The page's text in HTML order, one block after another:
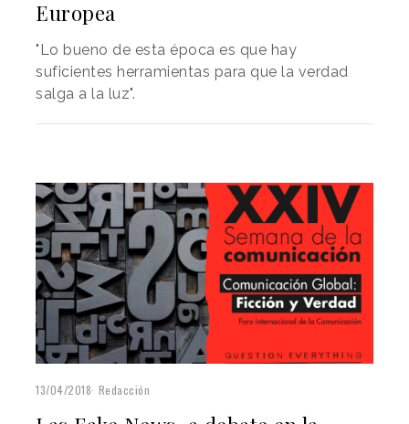
Europea
"Lo bueno de esta época es que hay
suficientes herramientas para que la verdad
salga a la luz".
13/04/2018 Redacción